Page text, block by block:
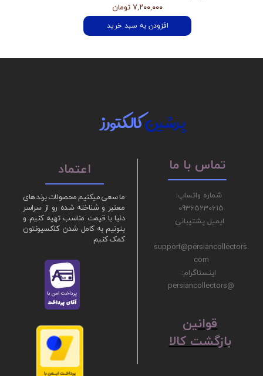
۷,۲۰۰,۰۰۰ تومان
افزودن به سبد خرید
ما سعی میکنیم محصولات برند های
معتبر و شناخته شده رو از سراسر
دنیا با قیمت مناسب تهیه کنیم و
بتونیم به کامل شدن کلکسیونتون
کمک کنیم
پرشینکالکتورز
شماره واتساپ:
09365230615
ایمیل پشتیبانی:
support@persiancollectors.
com
اینستاگرام:
@persiancollectors
تماس با ما اعتماد
ق​​​​​​​وانین
بازگشت کالا